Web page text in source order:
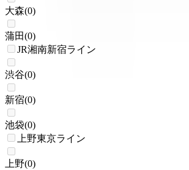
大森(0)
蒲田(0)
JR湘南新宿ライン
渋谷(0)
新宿(0)
池袋(0)
上野東京ライン
上野(0)